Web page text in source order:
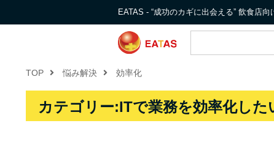
EATAS - “成功のカギに出会える” 飲食店
TOP 悩み解決 効率化
カテゴリー:ITで業務を効率化し